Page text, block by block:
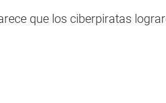
que los ciberpiratas